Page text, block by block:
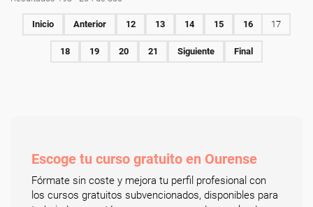
Inicio Anterior 12 13 14 15 16 17
18 19 20 21 Siguiente Final
Escoge tu curso gratuito en Ourense
Fórmate sin coste y mejora tu perfil profesional con
los cursos gratuitos subvencionados, disponibles para